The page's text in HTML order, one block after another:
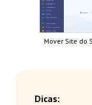
Mover Site do
Dicas: